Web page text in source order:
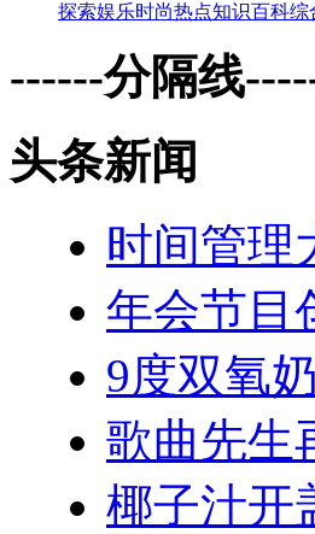
探索娱乐时尚热点知识百科综
------分隔线
头条新闻
时间管理
年会节目
9度双氧
歌曲先生
椰子汁开